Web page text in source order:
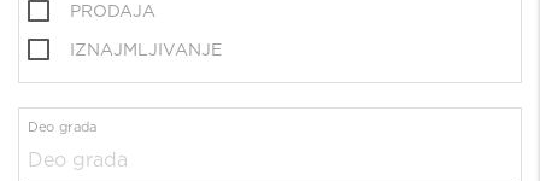
PRODAJA
IZNAJMLJIVANJE
Deo grada